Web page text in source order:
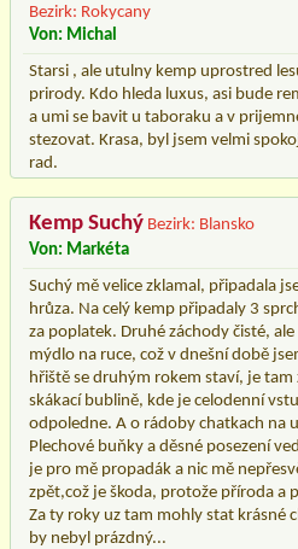
Bezirk: Rokycany
Von: Michal
Starsi , ale utulny kemp uprostred
prirody. Kdo hleda luxus, asi bude
a umi se bavit u taboraku a v
stezovat. Krasa, byl jsem velmi
rad.
Kemp Suchý Bezirk: Blansko
Von: Markéta
Suchý mě velice zklamal, připadala
hrůza. Na celý kemp připadaly 3
za poplatek. Druhé záchody čisté,
mýdlo na ruce, což v dnešní době
hřiště se druhým rokem staví, je
skákací bublině, kde je celodenní
odpoledne. A o rádoby chatkach na
Plechové buňky a děsné posezení
je pro mě propadák a nic mě
zpět,což je škoda, protože příroda a
Za ty roky uz tam mohly stat krásné
by nebyl prázdný...